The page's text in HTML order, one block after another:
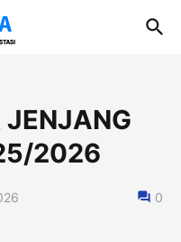
JENJANG
2026
0